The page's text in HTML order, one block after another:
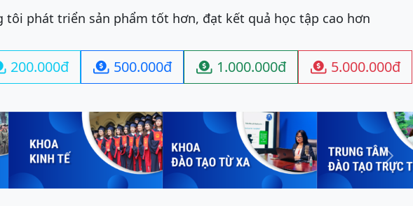
tôi phát triển sản phẩm tốt hơn, đạt kết quả học tập cao hơn
200.000đ  500.000đ  1.000.000đ  5.000.000đ
Next